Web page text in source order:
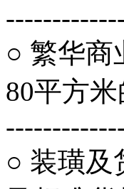
○ 繁华商
80平方
○ 装璜及